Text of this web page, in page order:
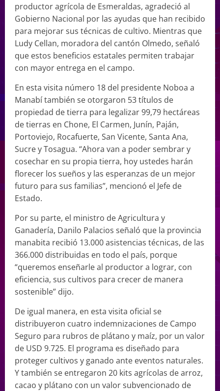
productor agrícola de Esmeraldas, agradeció al
Gobierno Nacional por las ayudas que han recibido
para mejorar sus técnicas de cultivo. Mientras que
Ludy Cellan, moradora del cantón Olmedo, señaló
que estos beneficios estatales permiten trabajar
con mayor entrega en el campo.
En esta visita número 18 del presidente Noboa a
Manabí también se otorgaron 53 títulos de
propiedad de tierra para legalizar 99,79 hectáreas
de tierras en Chone, El Carmen, Junín, Paján,
Portoviejo, Rocafuerte, San Vicente, Santa Ana,
Sucre y Tosagua. “Ahora van a poder sembrar y
cosechar en su propia tierra, hoy ustedes harán
florecer los sueños y las esperanzas de un mejor
futuro para sus familias”, mencionó el Jefe de
Estado.
Por su parte, el ministro de Agricultura y
Ganadería, Danilo Palacios señaló que la provincia
manabita recibió 13.000 asistencias técnicas, de las
366.000 distribuidas en todo el país, porque
“queremos enseñarle al productor a lograr, con
eficiencia, sus cultivos para crecer de manera
sostenible” dijo.
De igual manera, en esta visita oficial se
distribuyeron cuatro indemnizaciones de Campo
Seguro para rubros de plátano y maíz, por un valor
de USD 9.725. El programa es diseñado para
proteger cultivos y ganado ante eventos naturales.
Y también se entregaron 20 kits agrícolas de arroz,
cacao y plátano con un valor subvencionado de